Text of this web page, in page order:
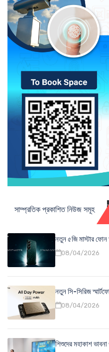
সাম্প্রতিক প্রকাশিত নিউজ সমূহ
নতুন ৫জি মাস্টার
08/04/2026
নতুন সি-সিরিজ
08/04/2026
শিশুদের মহাকাশ